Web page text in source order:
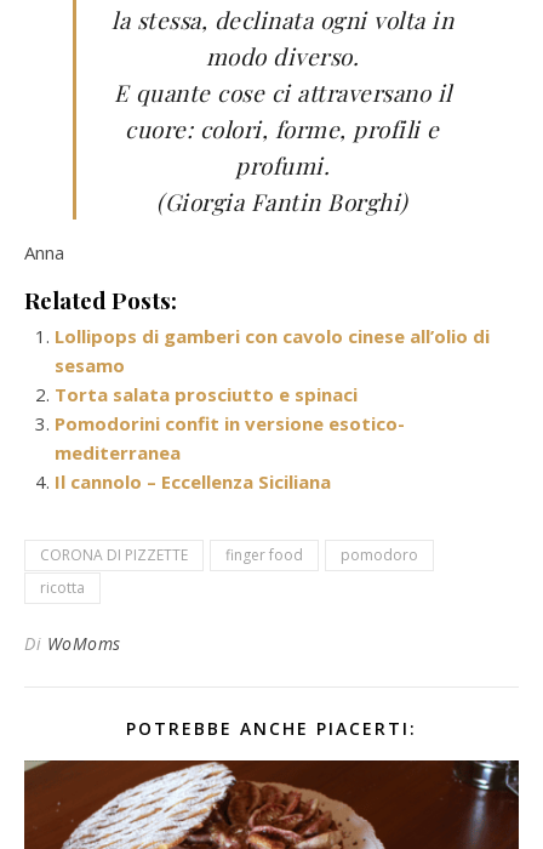
la stessa, declinata ogni volta in
modo diverso.
E quante cose ci attraversano il
cuore: colori, forme, profili e
profumi.
(Giorgia Fantin Borghi)
Anna
Related Posts:
Lollipops di gamberi con cavolo cinese all’olio di
sesamo
Torta salata prosciutto e spinaci
Pomodorini confit in versione esotico-
mediterranea
Il cannolo – Eccellenza Siciliana
CORONA DI PIZZETTE finger food
pomodoro
ricotta
Di WoMoms
POTREBBE ANCHE PIACERTI: